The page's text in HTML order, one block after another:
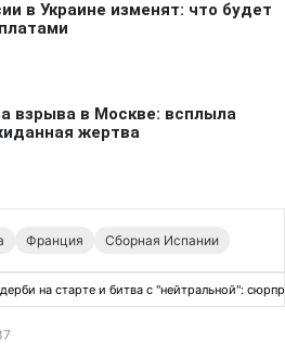
Франция Сборная Испании
на старте и битва с "нейтральной":